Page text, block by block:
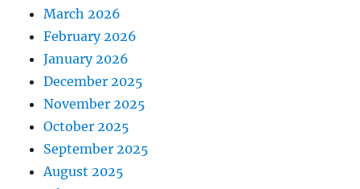
March 2026
February 2026
January 2026
December 2025
November 2025
October 2025
September 2025
August 2025